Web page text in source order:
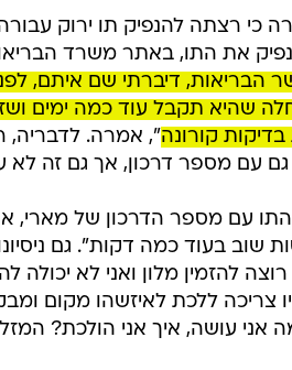
כי רצתה להנפיק תו ירוק
את התו, באתר משרד
דיברתי שם איתם, לפני
שהיא תקבל עוד כמה ימים
קורונה", אמרה. לדבריה,
עם מספר דרכון, אך גם זה לא
עם מספר הדרכון של מארי,
בעוד כמה דקות". גם
להזמין מלון ואני לא יכולה
ללכת לאיזשהו מקום
עושה, איך אני הולכת? המזל